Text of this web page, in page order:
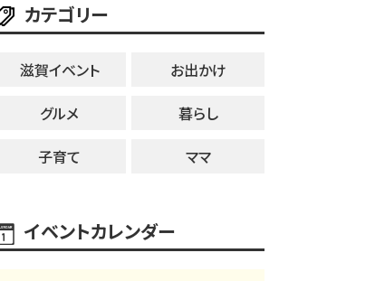
カテゴリー
滋賀イベント
お出かけ
グルメ
暮らし
子育て
ママ
イベントカレンダー